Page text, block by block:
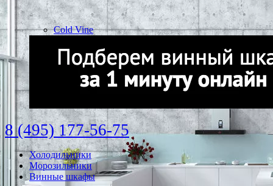
Cold Vine
8 (495) 177-56-75
Холодильники
Морозильники
Винные шкафы